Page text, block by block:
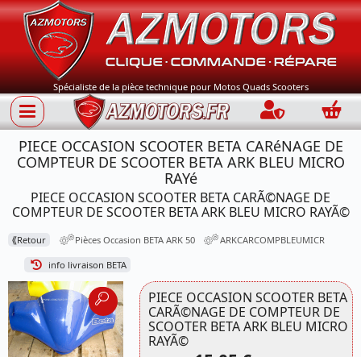
Spécialiste de la pièce technique pour Motos Quads Scooters
Connection
PIECE OCCASION SCOOTER BETA CARéNAGE DE
COMPTEUR DE SCOOTER BETA ARK BLEU MICRO
RAYé
PIECE OCCASION SCOOTER BETA CARÃ©NAGE DE
COMPTEUR DE SCOOTER BETA ARK BLEU MICRO RAYÃ©
⟪Retour Pièces Occasion BETA ARK 50 ARKCARCOMPBLEUMICR
info livraison BETA
PIECE OCCASION SCOOTER BETA
CARÃ©NAGE DE COMPTEUR DE
SCOOTER BETA ARK BLEU MICRO
RAYÃ©